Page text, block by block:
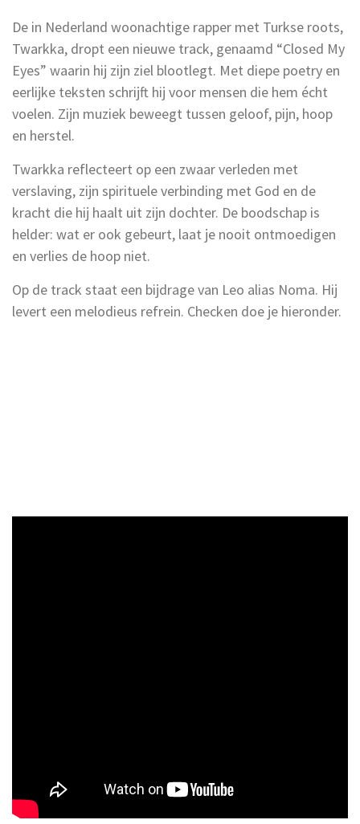
De in Nederland woonachtige rapper met Turkse roots,
Twarkka, dropt een nieuwe track, genaamd “Closed My
Eyes” waarin hij zijn ziel blootlegt. Met diepe poetry en
eerlijke teksten schrijft hij voor mensen die hem écht
voelen. Zijn muziek beweegt tussen geloof, pijn, hoop
en herstel.
Twarkka reflecteert op een zwaar verleden met
verslaving, zijn spirituele verbinding met God en de
kracht die hij haalt uit zijn dochter. De boodschap is
helder: wat er ook gebeurt, laat je nooit ontmoedigen
en verlies de hoop niet.
Op de track staat een bijdrage van Leo alias Noma. Hij
levert een melodieus refrein. Checken doe je hieronder.